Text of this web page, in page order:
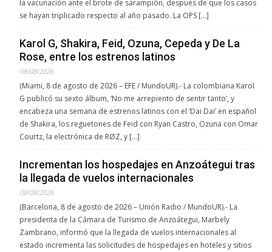
la vacunación ante el brote de sarampión, después de que los casos
se hayan triplicado respecto al año pasado. La OPS […]
Karol G, Shakira, Feid, Ozuna, Cepeda y De La
Rose, entre los estrenos latinos
08/08/2026
(Miami, 8 de agosto de 2026 – EFE / MundoUR).- La colombiana Karol
G publicó su sexto álbum, ‘No me arrepiento de sentir tanto’, y
encabeza una semana de estrenos latinos con el ‘Dai Dai’ en español
de Shakira, los reguetones de Feid con Ryan Castro, Ozuna con Omar
Courtz, la electrónica de RØZ, y […]
Incrementan los hospedajes en Anzoátegui tras
la llegada de vuelos internacionales
08/08/2026
(Barcelona, 8 de agosto de 2026 – Unión Radio / MundoUR).- La
presidenta de la Cámara de Turismo de Anzoátegui, Marbely
Zambrano, informó que la llegada de vuelos internacionales al
estado incrementa las solicitudes de hospedajes en hoteles y sitios